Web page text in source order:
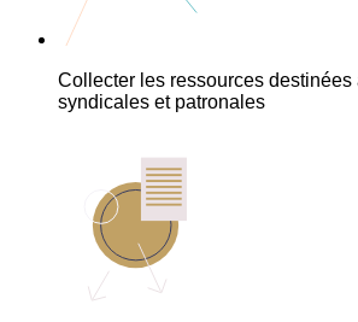
Collecter les ressources
syndicales et patronales